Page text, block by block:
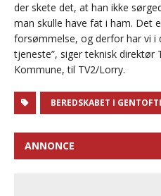
der skete det, at han ikke
man skulle have fat i ham. Det
forsømmelse, og derfor har vi
tjeneste”, siger teknisk direktør
Kommune, til TV2/Lorry.
BEREDSKABET I
ANNONCE